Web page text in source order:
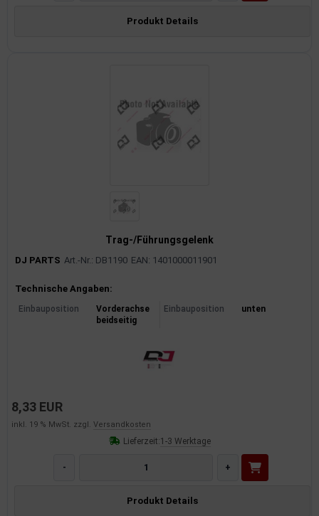
Produkt Details
Trag-/Führungsgelenk
DJ PARTS Art.-Nr.: DB1190 EAN: 1401000011901
Produktinformationen
Technische Angaben:
Einbauposition
Vorderachse
beidseitig
Einbauposition unten
8,33 EUR
inkl. 19 % MwSt. zzgl. Versandkosten
Lieferzeit:1-3 Werktage
- +
Produkt Details